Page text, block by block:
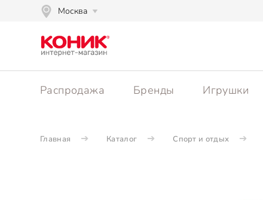
Москва
Распродажа Бренды Игрушки
Главная Каталог Спорт и отдых